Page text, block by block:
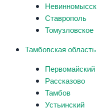
Невинномысск
Ставрополь
Томузловское
Тамбовская область
Первомайский
Рассказово
Тамбов
Устьинский